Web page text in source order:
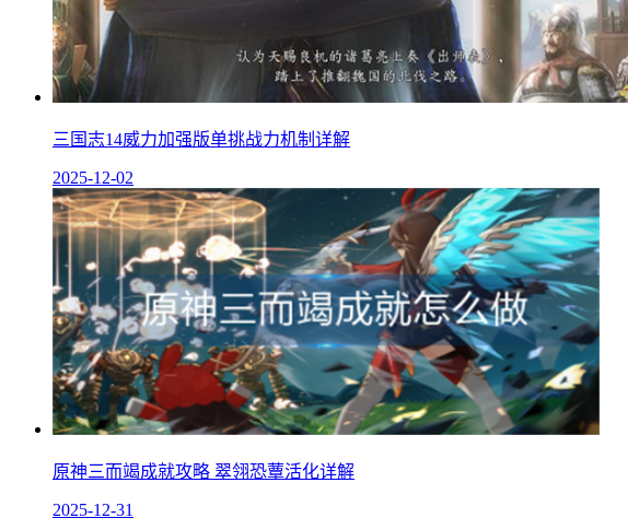
三国志14威力加强版单挑战力机制详解
2025-12-02
原神三而竭成就攻略 翠翎恐蕈活化详解
2025-12-31